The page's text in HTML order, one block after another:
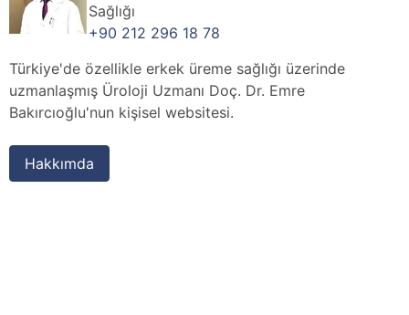
Sağlığı
+90 212 296 18 78
Türkiye'de özellikle erkek üreme sağlığı üzerinde
uzmanlaşmış Üroloji Uzmanı Doç. Dr. Emre
Bakırcıoğlu'nun kişisel websitesi.
Hakkımda